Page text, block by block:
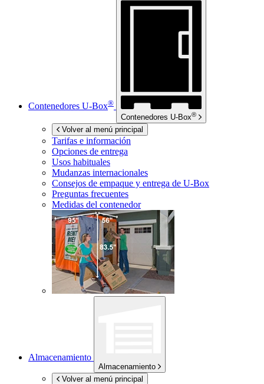
Contenedores U-Box®
Contenedores U-Box®
Volver al menú principal
Tarifas e información
Opciones de entrega
Usos habituales
Mudanzas internacionales
Consejos de empaque y entrega de U-Box
Preguntas frecuentes
Medidas del contenedor
Almacenamiento
Almacenamiento
Volver al menú principal